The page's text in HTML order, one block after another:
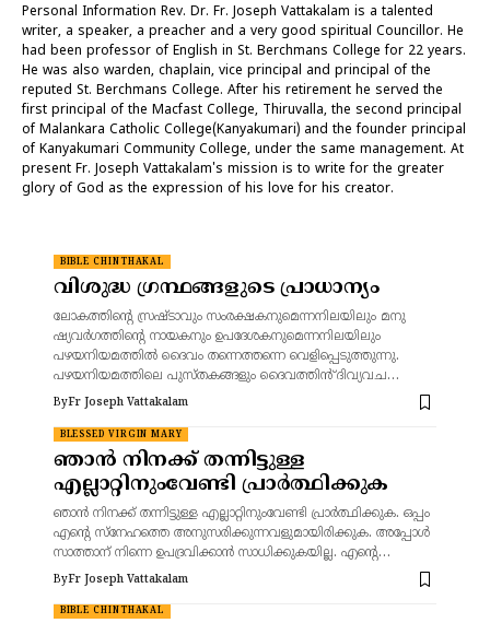
Personal Information Rev. Dr. Fr. Joseph Vattakalam is a talented
writer, a speaker, a preacher and a very good spiritual Councillor. He
had been professor of English in St. Berchmans College for 22 years.
He was also warden, chaplain, vice principal and principal of the
reputed St. Berchmans College. After his retirement he served the
first principal of the Macfast College, Thiruvalla, the second principal
of Malankara Catholic College(Kanyakumari) and the founder principal
of Kanyakumari Community College, under the same management. At
present Fr. Joseph Vattakalam's mission is to write for the greater
glory of God as the expression of his love for his creator.
BIBLE CHINTHAKAL
വിശുദ്ധ ഗ്രന്ഥങ്ങളുടെ പ്രാധാന്യം
ലോകത്തിന്റെ സ്രഷ്ട‌ാവും സംരക്ഷകനുമെന്നനിലയിലും മനു
ഷ്യവർഗത്തിന്റെ നായകനും ഉപദേശകനുമെന്നനിലയിലും
പഴയനിയമത്തിൽ ദൈവം തന്നെത്തന്നെ വെളിപ്പെടുത്തുന്നു.
പഴയനിയമത്തിലെ പുസ്‌തകങ്ങളും ദൈവത്തിൻ് ദിവ്യവച…
ByFr Joseph Vattakalam
BLESSED VIRGIN MARY
ഞാൻ നിനക്ക് തന്നിട്ടുള്ള
എല്ലാറ്റിനുംവേണ്ടി പ്രാർത്ഥിക്കുക
ഞാൻ നിനക്ക് തന്നിട്ടുള്ള എല്ലാറ്റിനുംവേണ്ടി പ്രാർത്ഥിക്കുക. ഒപ്പം
എന്റെ സ്നേഹത്തെ അനുസരിക്കുന്നവളുമായിരിക്കുക. അപ്പോൾ
സാത്താന് നിന്നെ ഉപദ്രവിക്കാൻ സാധിക്കുകയില്ല. എന്റെ…
ByFr Joseph Vattakalam
BIBLE CHINTHAKAL